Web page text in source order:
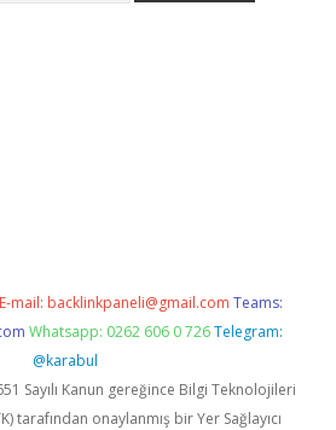
E-mail: backlinkpaneli@gmail.com Teams:
Whatsapp: 0262 606 0 726 Telegram:
@karabul
Sayılı Kanun gereğince Bilgi Teknolojileri
tarafından onaylanmış bir Yer Sağlayıcı